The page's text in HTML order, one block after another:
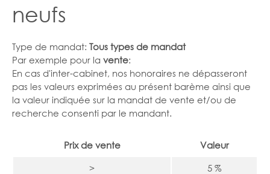
neufs
Type de mandat: Tous types de mandat
Par exemple pour la vente:
En cas d'inter-cabinet, nos honoraires ne dépasseront
pas les valeurs exprimées au présent barème ainsi que
la valeur indiquée sur la mandat de vente et/ou de
recherche consenti par le mandant.
Prix de vente Valeur
> 5 %